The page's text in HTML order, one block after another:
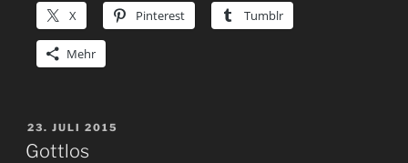
X Pinterest Tumblr
Mehr
VERÖFFENTLICHT
AM
23. JULI 2015
Gottlos